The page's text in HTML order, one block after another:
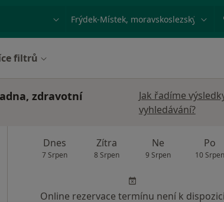
Město nebo region
filtrů
zdravotní
Jak řadíme
vyhledávání?
Dnes
7 Srpen
Zítra
8 Srpen
Ne
9 Srpen
Po
10 Srpen
Online rezervace termínu není k dispozici